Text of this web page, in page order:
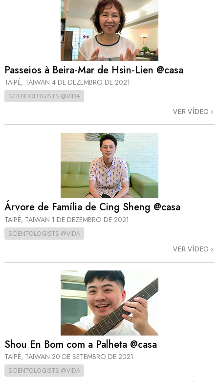
Passeios à Beira‑Mar de Hsin‑Lien @casa
TAIPÉ, TAIWAN 4 DE DEZEMBRO DE 2021
SCIENTOLOGISTS @VIDA
VER VÍDEO
Árvore de Família de Cing Sheng @casa
TAIPÉ, TAIWAN 1 DE DEZEMBRO DE 2021
SCIENTOLOGISTS @VIDA
VER VÍDEO
Shou En Bom com a Palheta @casa
TAIPÉ, TAIWAN 20 DE SETEMBRO DE 2021
SCIENTOLOGISTS @VIDA